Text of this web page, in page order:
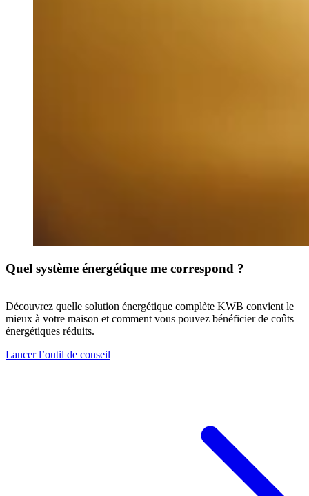
Quel système énergétique me correspond ?
Découvrez quelle solution énergétique complète KWB convient le
mieux à votre maison et comment vous pouvez bénéficier de coûts
énergétiques réduits.
Lancer l’outil de conseil